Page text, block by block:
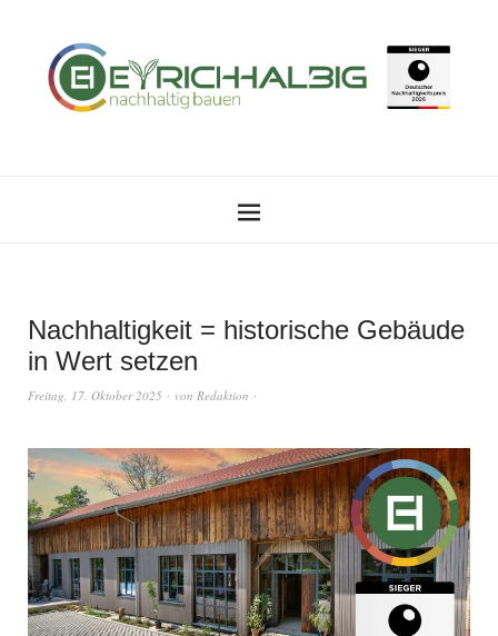
Nachhaltigkeit = historische Gebäude
in Wert setzen
Freitag, 17. Oktober 2025 von Redaktion